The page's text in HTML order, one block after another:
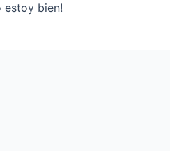
estoy bien!